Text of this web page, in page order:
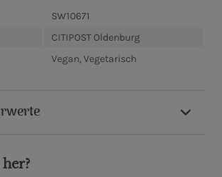
SW10671
CITIPOST Oldenburg
Vegan, Vegetarisch